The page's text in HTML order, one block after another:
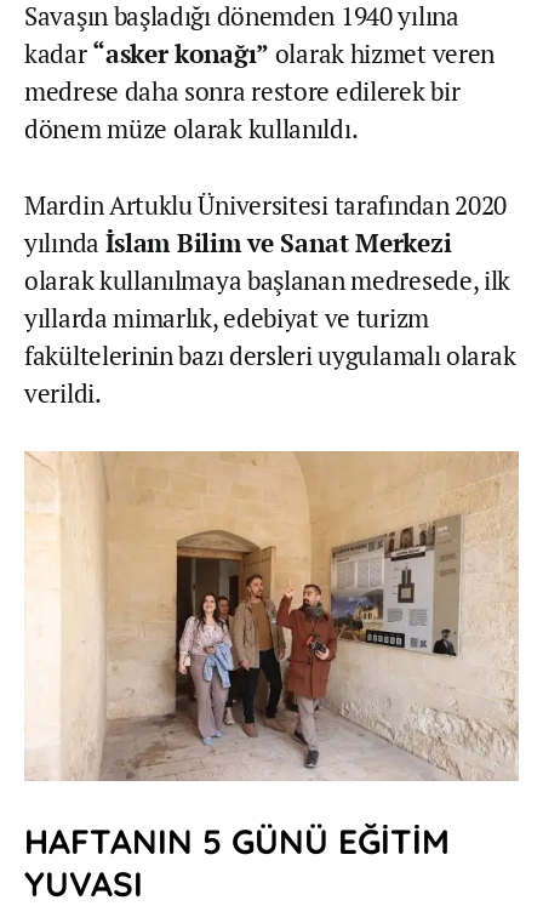
Savaşın başladığı dönemden 1940 yılına
kadar“asker konağı” olarak hizmet veren
medrese daha sonra restore edilerek bir
dönem müze olarak kullanıldı.
Mardin Artuklu Üniversitesi tarafından 2020
yılında İslam Bilim ve Sanat Merkezi
olarak kullanılmaya başlanan medresede, ilk
yıllarda mimarlık, edebiyat ve turizm
fakültelerinin bazı dersleri uygulamalı olarak
verildi.
HAFTANIN 5 GÜNÜ EĞİTİM
YUVASI